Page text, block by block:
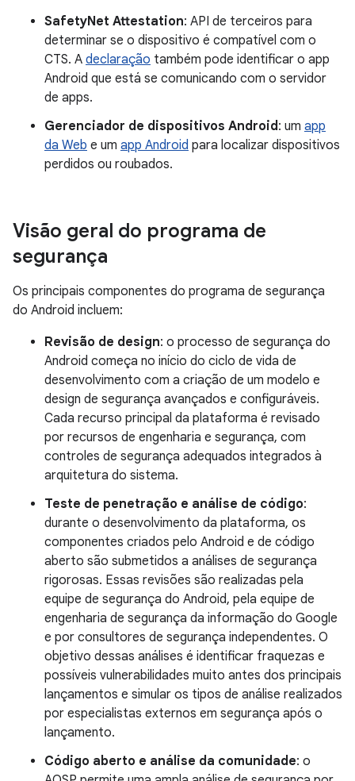
SafetyNet Attestation: API de terceiros para
determinar se o dispositivo é compatível com o
CTS. A declaração também pode identificar o app
Android que está se comunicando com o servidor
de apps.
Gerenciador de dispositivos Android : um app
da Web e um app Android para localizar dispositivos
perdidos ou roubados.
Visão geral do programa de
segurança
Os principais componentes do programa de segurança
do Android incluem:
Revisão de design: o processo de segurança do
Android começa no início do ciclo de vida de
desenvolvimento com a criação de um modelo e
design de segurança avançados e configuráveis.
Cada recurso principal da plataforma é revisado
por recursos de engenharia e segurança, com
controles de segurança adequados integrados à
arquitetura do sistema.
Teste de penetração e análise de código:
durante o desenvolvimento da plataforma, os
componentes criados pelo Android e de código
aberto são submetidos a análises de segurança
rigorosas. Essas revisões são realizadas pela
equipe de segurança do Android, pela equipe de
engenharia de segurança da informação do Google
e por consultores de segurança independentes. O
objetivo dessas análises é identificar fraquezas e
possíveis vulnerabilidades muito antes dos principais
lançamentos e simular os tipos de análise realizados
por especialistas externos em segurança após o
lançamento.
Código aberto e análise da comunidade: o